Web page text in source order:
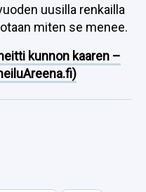
uusilla renkailla
miten se menee.
kunnon kaaren –